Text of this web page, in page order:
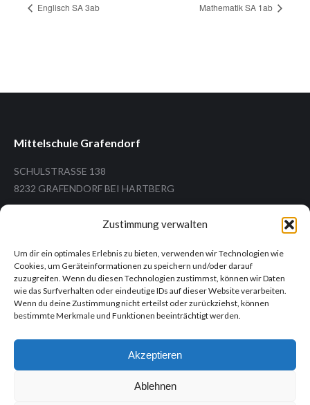
Zustimmung verwalten
Um dir ein optimales Erlebnis zu bieten, verwenden wir Technologien wie
Cookies, um Geräteinformationen zu speichern und/oder darauf
zuzugreifen. Wenn du diesen Technologien zustimmst, können wir Daten
wie das Surfverhalten oder eindeutige IDs auf dieser Website verarbeiten.
Wenn du deine Zustimmung nicht erteilst oder zurückziehst, können
bestimmte Merkmale und Funktionen beeinträchtigt werden.
Akzeptieren
Ablehnen
Englisch SA 3ab Mathematik SA 1ab
Mittelschule Grafendorf
SCHULSTRASSE 138
8232 GRAFENDORF BEI HARTBERG
Tel.: +43 (3338) 26 12
Mail: ms.grafendorf@ms-grafendorf.at